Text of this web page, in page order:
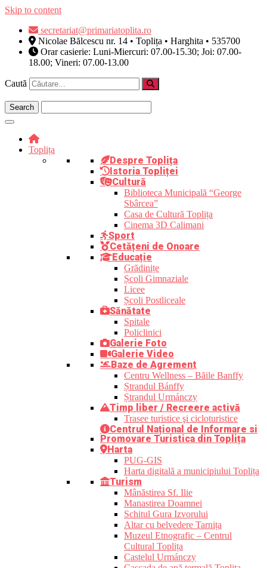
Skip to content
secretariat@primariatoplita.ro
Nicolae Bălcescu nr. 14 • Toplița • Harghita • 535700
Orar casierie: Luni-Miercuri: 07.00-15.30; Joi: 07.00-
18.00; Vineri: 07.00-13.00
Caută
Toplița
Despre Toplița
Istoria Topliței
Cultură
Biblioteca Municipală “George
Sbârcea”
Casa de Cultură Toplița
Cinema 3D Calimani
Sport
Cetățeni de Onoare
Educație
Grădinițe
Școli Gimnaziale
Licee
Școli Postliceale
Sănătate
Spitale
Policlinici
Galerie Foto
Galerie Video
Baze de Agrement
Centru Wellness – Băile Banffy
Ștrandul Bánffy
Ștrandul Urmánczy
Timp liber / Recreere activă
Trasee turistice şi cicloturistice
Centrul Național de Informare si
Promovare Turistica din Toplița
Harta
PUG-GIS
Harta digitală a municipiului Toplița
Turism
Mânăstirea Sf. Ilie
Manastirea Doamnei
Schitul Gura Izvorului
Altar cu belvedere Tarnița
Muzeul Etnografic – Centrul
Cultural Toplița
Castelul Urmánczy